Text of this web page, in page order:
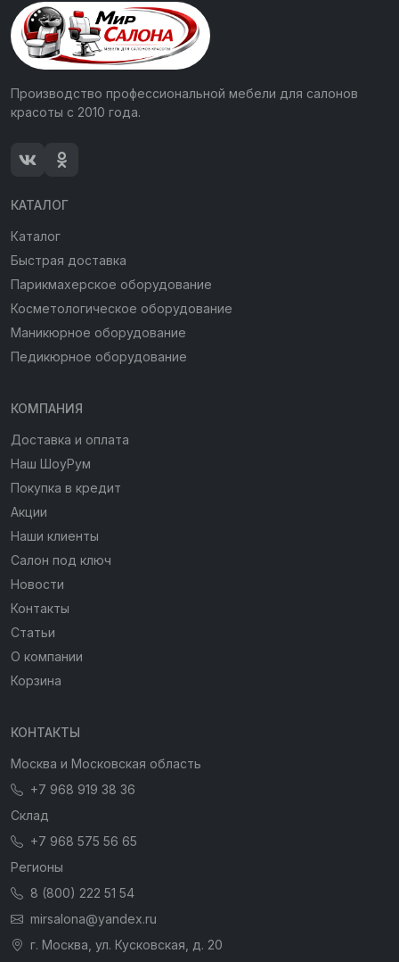
Производство профессиональной мебели для салонов
красоты с 2010 года.
КАТАЛОГ
Каталог
Быстрая доставка
Парикмахерское оборудование
Косметологическое оборудование
Маникюрное оборудование
Педикюрное оборудование
КОМПАНИЯ
Доставка и оплата
Наш ШоуРум
Покупка в кредит
Акции
Наши клиенты
Салон под ключ
Новости
Контакты
Статьи
О компании
Корзина
КОНТАКТЫ
Москва и Московская область
+7 968 919 38 36
Склад
+7 968 575 56 65
Регионы
8 (800) 222 51 54
mirsalona@yandex.ru
г. Москва, ул. Кусковская, д. 20